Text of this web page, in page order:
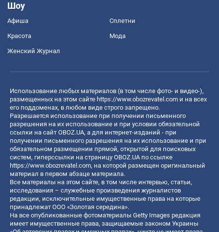
Шоу
Афиша Сплетни
Красота Мода
Женский Журнал
Использование любых материалов (в том числе фото- и видео-),
размещенных на этом сайте https://www.obozrevatel.com и на всех
его поддоменах, в любом виде строго запрещено.
Разрешается использование при получении письменного
разрешения на их использование и при условии обязательной
ссылки на сайт OBOZ.UA, а для интернет-изданий - при
получении письменного разрешения на их использование и при
обязательном размещении прямой, открытой для поисковых
систем, гиперссылки на страницу OBOZ.UA по ссылке
https://www.obozrevatel.com, на которой размещен оригинальный
материал в первом абзаце материала.
Все материалы на этом сайте, в том числе интервью, статьи,
исследования – служебные произведения журналистов
редакции, исключительные имущественные права на которые
принадлежат ООО «Золотая середина».
На все опубликованные фотоматериалы Getty Images редакция
имеет имущественные права, защищаемые законом Украины